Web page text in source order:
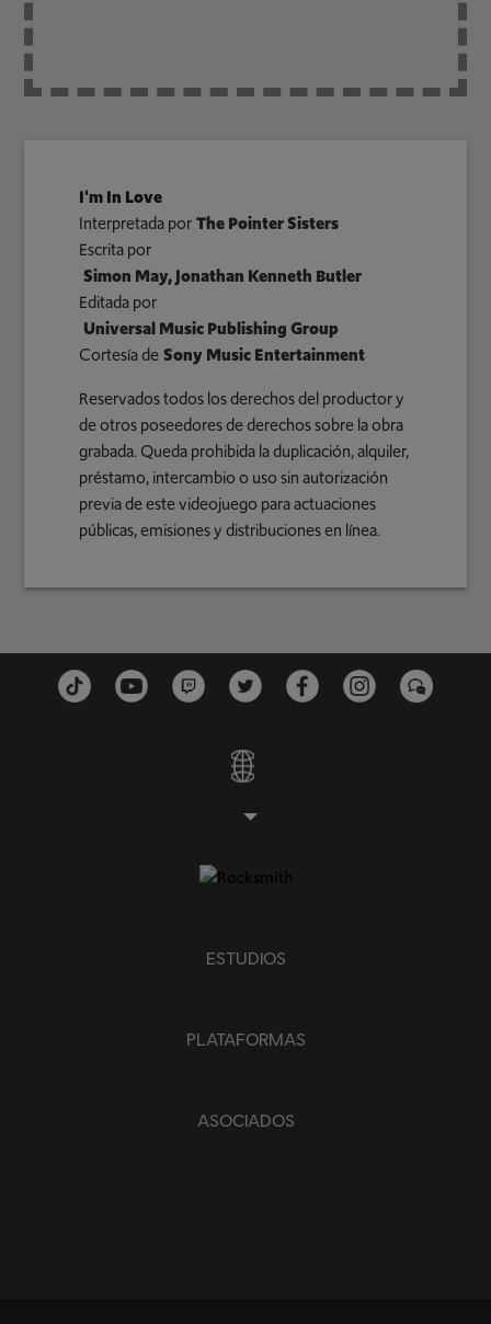
I'm In Love
Interpretada porThe Pointer Sisters
Escrita por
Simon May, Jonathan Kenneth Butler
Editada por
Universal Music Publishing Group
Cortesía deSony Music Entertainment
Reservados todos los derechos del productor y
de otros poseedores de derechos sobre la obra
grabada. Queda prohibida la duplicación, alquiler,
préstamo, intercambio o uso sin autorización
previa de este videojuego para actuaciones
públicas, emisiones y distribuciones en línea.
ESTUDIOS
PLATAFORMAS
ASOCIADOS